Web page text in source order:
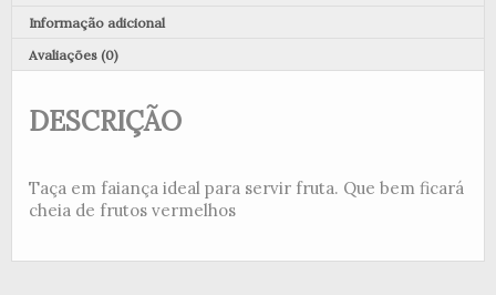
Informação adicional
Avaliações (0)
DESCRIÇÃO
Taça em faiança ideal para servir fruta. Que bem ficará
cheia de frutos vermelhos